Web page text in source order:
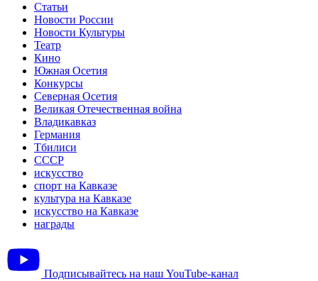
Статьи
Новости России
Новости Культуры
Театр
Кино
Южная Осетия
Конкурсы
Северная Осетия
Великая Отечественная война
Владикавказ
Германия
Тбилиси
СССР
искусство
спорт на Кавказе
культура на Кавказе
искусство на Кавказе
награды
Подписывайтесь на наш YouTube-канал